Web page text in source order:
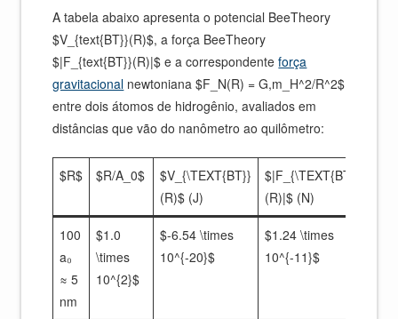
A tabela abaixo apresenta o potencial BeeTheory
$V_{text{BT}}(R)$, a força BeeTheory
$|F_{text{BT}}(R)|$ e a correspondenteforça
gravitacional newtoniana $F_N(R) = G,m_H^2/R^2$
entre dois átomos de hidrogênio, avaliados em
distâncias que vão do nanômetro ao quilômetro:
$R$ $R/A_0$
$V_{\TEXT{BT}}
(R)$ (J)
$|F_{\TEXT{BT}}
(R)|$ (N)
100
a₀
≈ 5
nm
$1.0
\times
10^{2}$
$-6.54 \times
10^{-20}$
$1.24 \times
10^{-11}$